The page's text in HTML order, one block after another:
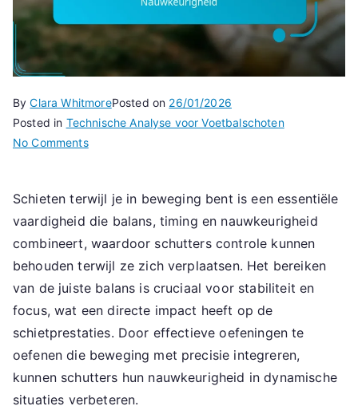
ByClara WhitmorePosted on 26/01/2026
Posted in Technische Analyse voor Voetbalschoten
No Commentson
The
Run:
Techniek,
Balans,
Nauwkeurigheid
Schieten terwijl je in beweging bent is een essentiële
vaardigheid die balans, timing en nauwkeurigheid
combineert, waardoor schutters controle kunnen
behouden terwijl ze zich verplaatsen. Het bereiken
van de juiste balans is cruciaal voor stabiliteit en
focus, wat een directe impact heeft op de
schietprestaties. Door effectieve oefeningen te
oefenen die beweging met precisie integreren,
kunnen schutters hun nauwkeurigheid in dynamische
situaties verbeteren.